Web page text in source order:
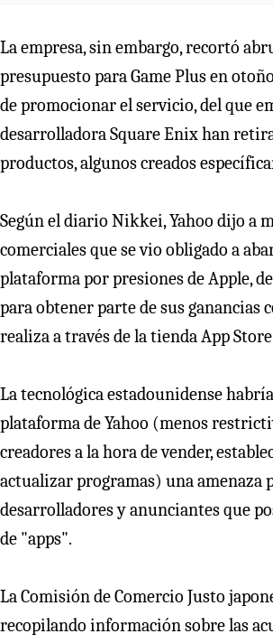
La empresa, sin embargo, recortó
presupuesto para Game Plus en
de promocionar el servicio, del que
desarrolladora Square Enix han
productos, algunos creados
Según el diario Nikkei, Yahoo dijo a
comerciales que se vio obligado a
plataforma por presiones de Apple,
para obtener parte de sus ganancias
realiza a través de la tienda App
La tecnológica estadounidense
plataforma de Yahoo (menos
creadores a la hora de vender,
actualizar programas) una amenaza
desarrolladores y anunciantes que
de "apps".
La Comisión de Comercio Justo
recopilando información sobre las